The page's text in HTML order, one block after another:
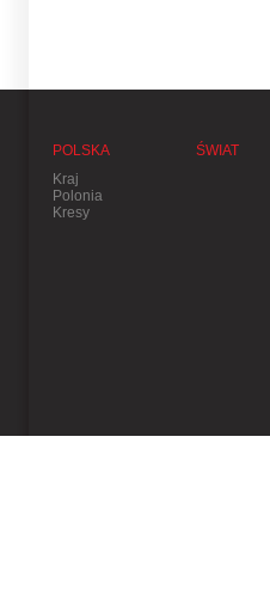
POLSKA
Kraj
Polonia
Kresy
ŚWIAT